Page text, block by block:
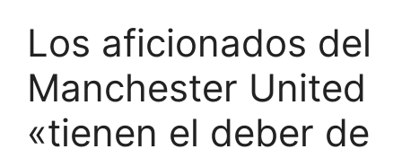
Los aficionados del
Manchester United
«tienen el deber de